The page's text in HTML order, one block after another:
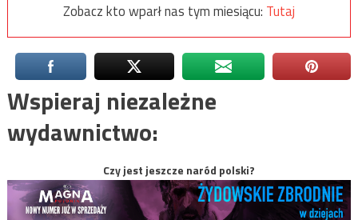
Zobacz kto wparł nas tym miesiącu: Tutaj
Wspieraj niezależne
wydawnictwo:
Czy jest jeszcze naród polski?